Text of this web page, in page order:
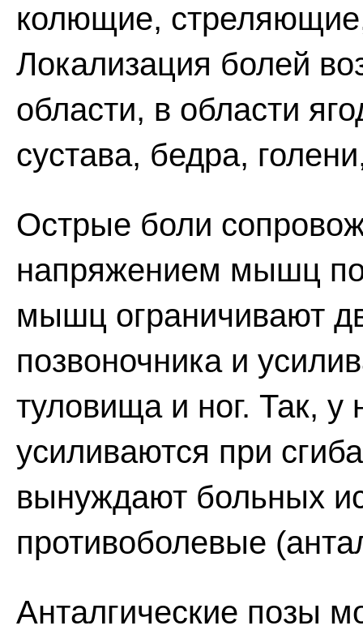
колющие,
Локализация болей
области, в области
сустава, бедра,
Острые боли
напряжением мышц
мышц ограничивают
позвоночника и
туловища и ног. Так,
усиливаются при
вынуждают больных
противоболевые
Анталгические позы